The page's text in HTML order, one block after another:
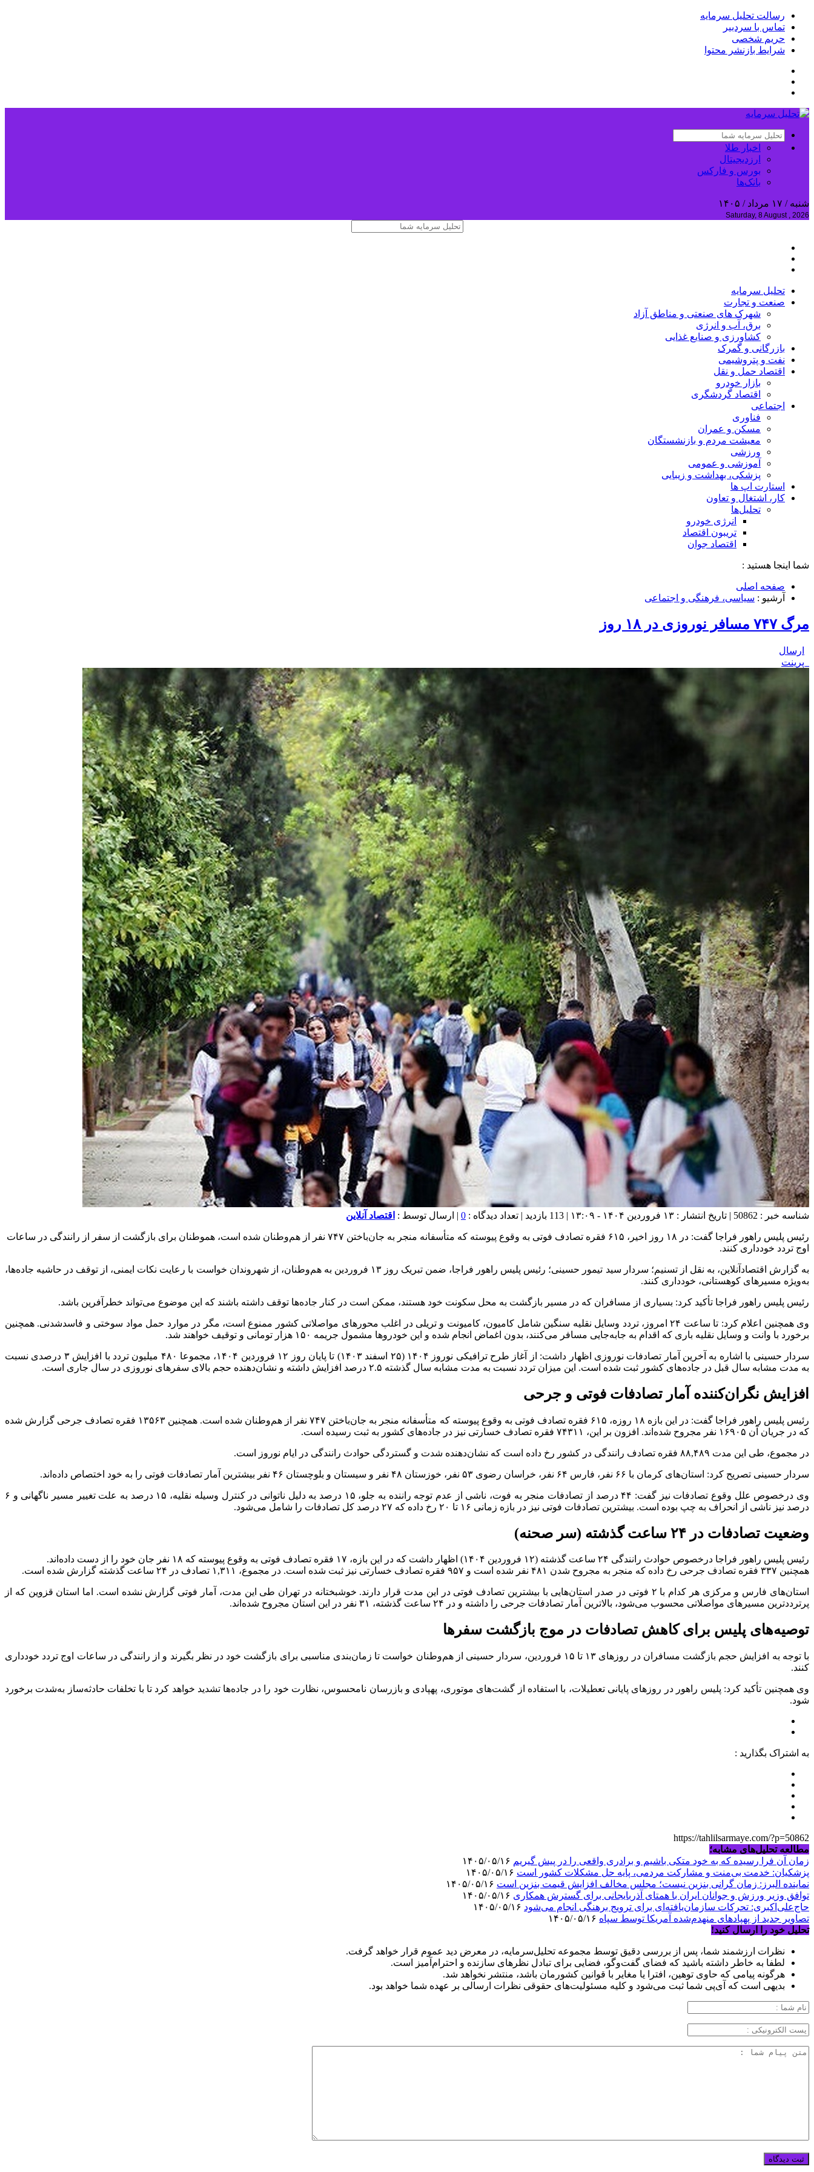
رسالت تحلیل سرمایه
تماس با سردبیر
حریم شخصی
شرایط بازنشر محتوا
اخبار طلا
ارزدیجیتال
بورس و فارکس
بانک‌ها
شنبه / ۱۷ مرداد / ۱۴۰۵
Saturday, 8 August , 2026
تحلیل‌ سرمایه
صنعت و تجارت
شهرک های صنعتی و مناطق آزاد
برق، آب و انرژی
کشاورزی و صنایع غذایی
بازرگانی و گمرک
نفت و پتروشیمی
اقتصاد حمل و نقل
بازار خودرو
اقتصاد گردشگری
اجتماعی
فناوری
مسکن و عمران
معیشت مردم و بازنشستگان
ورزشی
آموزشی و عمومی
پزشکی، بهداشت و زیبایی
استارت اپ ها
کار، اشتغال و تعاون
تحلیل‌ها
انرژی خودرو
تریبون اقتصاد
اقتصاد جوان
شما اینجا هستید :
صفحه اصلی
آرشیو : سیاسی، فرهنگی و اجتماعی
مرگ ۷۴۷ مسافر نوروزی در ۱۸ روز
ارسال
پرینت
شناسه خبر : 50862 | تاریخ انتشار : ۱۳ فروردین ۱۴۰۴ - ۱۳:۰۹ | 113 بازدید | تعداد دیدگاه : 0 | ارسال توسط : اقتصاد آنلاین
رئیس پلیس راهور فراجا گفت: در ۱۸ روز اخیر، ۶۱۵ فقره تصادف فوتی به وقوع پیوسته که متأسفانه منجر به جان‌باختن ۷۴۷ نفر از هم‌وطنان شده است، هموطنان برای بازگشت از سفر از رانندگی در ساعات
اوج تردد خودداری کنند.
به گزارش اقتصادآنلاین، به نقل از تسنیم؛ سردار سید تیمور حسینی؛ رئیس پلیس راهور فراجا، ضمن تبریک روز ۱۳ فروردین به هم‌وطنان، از شهروندان خواست با رعایت نکات ایمنی، از توقف در حاشیه جاده‌ها،
به‌ویژه مسیر‌های کوهستانی، خودداری کنند.
رئیس پلیس راهور فراجا تأکید کرد: بسیاری از مسافران که در مسیر بازگشت به محل سکونت خود هستند، ممکن است در کنار جاده‌ها توقف داشته باشند که این موضوع می‌تواند خطرآفرین باشد.
وی همچنین اعلام کرد: تا ساعت ۲۴ امروز، تردد وسایل نقلیه سنگین شامل کامیون، کامیونت و تریلی در اغلب محور‌های مواصلاتی کشور ممنوع است، مگر در موارد حمل مواد سوختی و فاسدشدنی. همچنین
برخورد با وانت و وسایل نقلیه باری که اقدام به جابه‌جایی مسافر می‌کنند، بدون اغماض انجام شده و این خودرو‌ها مشمول جریمه ۱۵۰ هزار تومانی و توقیف خواهند شد.
سردار حسینی با اشاره به آخرین آمار تصادفات نوروزی اظهار داشت: از آغاز طرح ترافیکی نوروز ۱۴۰۴ (۲۵ اسفند ۱۴۰۳) تا پایان روز ۱۲ فروردین ۱۴۰۴، مجموعا ۴۸۰ میلیون تردد با افزایش ۳ درصدی نسبت
به مدت مشابه سال قبل در جاده‌های کشور ثبت شده است. این میزان تردد نسبت به مدت مشابه سال گذشته ۲.۵ درصد افزایش داشته و نشان‌دهنده حجم بالای سفر‌های نوروزی در سال جاری است.
افزایش نگران‌کننده آمار تصادفات فوتی و جرحی
رئیس پلیس راهور فراجا گفت: در این بازه ۱۸ روزه، ۶۱۵ فقره تصادف فوتی به وقوع پیوسته که متأسفانه منجر به جان‌باختن ۷۴۷ نفر از هم‌وطنان شده است. همچنین ۱۳۵۶۳ فقره تصادف جرحی گزارش شده
که در جریان آن ۱۶۹۰۵ نفر مجروح شده‌اند. افزون بر این، ۷۴۳۱۱ فقره تصادف خسارتی نیز در جاده‌های کشور به ثبت رسیده است.
در مجموع، طی این مدت ۸۸,۴۸۹ فقره تصادف رانندگی در کشور رخ داده است که نشان‌دهنده شدت و گستردگی حوادث رانندگی در ایام نوروز است.
سردار حسینی تصریح کرد: استان‌های کرمان با ۶۶ نفر، فارس ۶۴ نفر، خراسان رضوی ۵۳ نفر، خوزستان ۴۸ نفر و سیستان و بلوچستان ۴۶ نفر بیشترین آمار تصادفات فوتی را به خود اختصاص داده‌اند.
وی درخصوص علل وقوع تصادفات نیز گفت: ۴۴ درصد از تصادفات منجر به فوت، ناشی از عدم توجه راننده به جلو، ۱۵ درصد به دلیل ناتوانی در کنترل وسیله نقلیه، ۱۵ درصد به علت تغییر مسیر ناگهانی و ۶
درصد نیز ناشی از انحراف به چپ بوده است. بیشترین تصادفات فوتی نیز در بازه زمانی ۱۶ تا ۲۰ رخ داده که ۲۷ درصد کل تصادفات را شامل می‌شود.
وضعیت تصادفات در ۲۴ ساعت گذشته (سر صحنه)
رئیس پلیس راهور فراجا درخصوص حوادث رانندگی ۲۴ ساعت گذشته (۱۲ فروردین ۱۴۰۴) اظهار داشت که در این بازه، ۱۷ فقره تصادف فوتی به وقوع پیوسته که ۱۸ نفر جان خود را از دست داده‌اند.
همچنین ۳۳۷ فقره تصادف جرحی رخ داده که منجر به مجروح شدن ۴۸۱ نفر شده است و ۹۵۷ فقره تصادف خسارتی نیز ثبت شده است. در مجموع، ۱,۳۱۱ تصادف در ۲۴ ساعت گذشته گزارش شده است.
استان‌های فارس و مرکزی هر کدام با ۲ فوتی در صدر استان‌هایی با بیشترین تصادف فوتی در این مدت قرار دارند. خوشبختانه در تهران طی این مدت، آمار فوتی گزارش نشده است. اما استان قزوین که از
پرترددترین مسیر‌های مواصلاتی محسوب می‌شود، بالاترین آمار تصادفات جرحی را داشته و در ۲۴ ساعت گذشته، ۳۱ نفر در این استان مجروح شده‌اند.
توصیه‌های پلیس برای کاهش تصادفات در موج بازگشت سفر‌ها
با توجه به افزایش حجم بازگشت مسافران در روز‌های ۱۳ تا ۱۵ فروردین، سردار حسینی از هم‌وطنان خواست تا زمان‌بندی مناسبی برای بازگشت خود در نظر بگیرند و از رانندگی در ساعات اوج تردد خودداری
کنند.
وی همچنین تأکید کرد: پلیس راهور در روز‌های پایانی تعطیلات، با استفاده از گشت‌های موتوری، پهپادی و بازرسان نامحسوس، نظارت خود را در جاده‌ها تشدید خواهد کرد تا با تخلفات حادثه‌ساز به‌شدت برخورد
شود.
به اشتراک بگذارید :
https://tahlilsarmaye.com/?p=50862
مطالعه تحلیل‌های مشابه؛
زمان آن فرا رسیده که به خود متکی باشیم و برادری واقعی را در پیش گیریم
پزشکیان: خدمت بی‌منت و مشارکت مردمی، پایه حل مشکلات کشور است
نماینده البرز: زمان گرانی بنزین نیست؛ مجلس مخالف افزایش قیمت بنزین است
توافق وزیر ورزش و جوانان ایران با همتای آذربایجانی برای گسترش همکاری
حاج‌علی‌اکبری: تحرکات سازمان‌یافته‌ای برای ترویج برهنگی انجام می‌شود
تصاویر جدید از پهپادهای منهدم‌شده آمریکا توسط سپاه
تحلیل خود را ارسال کنید!
نظرات ارزشمند شما، پس از بررسی دقیق توسط مجموعه تحلیل‌سرمایه، در معرض دید عموم قرار خواهد گرفت.
لطفا به خاطر داشته باشید که فضای گفت‌وگو، فضایی برای تبادل نظرهای سازنده و احترام‌آمیز است.
هرگونه پیامی که حاوی توهین، افترا یا مغایر با قوانین کشورمان باشد، منتشر نخواهد شد.
بدیهی است که آی‌پی شما ثبت می‌شود و کلیه مسئولیت‌های حقوقی نظرات ارسالی بر عهده شما خواهد بود.